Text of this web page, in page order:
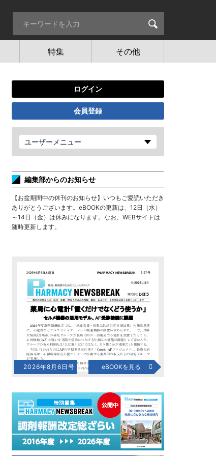
特集 その他
ログイン
会員登録
ユーザーメニュー
編集部からのお知らせ
【お盆期間中の休刊のお知らせ】いつもご愛読いただき
ありがとうございます。eBOOKの更新は、12日（水）
～14日（金）は休みになります。なお、WEBサイトは
随時更新します。
2026年8月6日号 eBOOKを見る